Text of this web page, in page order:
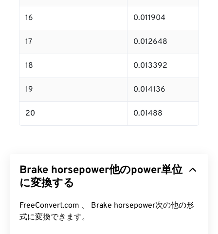
16 0.011904
17 0.012648
18 0.013392
19 0.014136
20 0.01488
Brake horsepower他のpower単位
に変換する
FreeConvert.com 、 Brake horsepower次の他の形
式に変換できます。